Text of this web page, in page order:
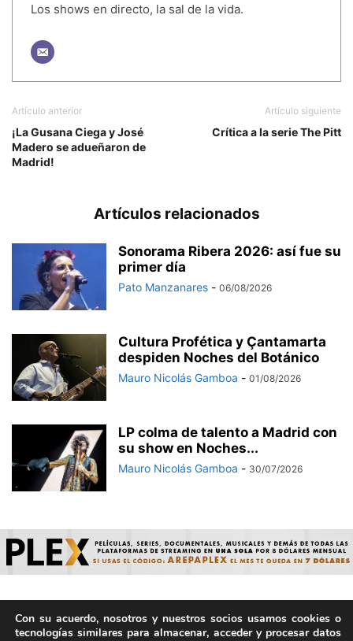
Los shows en directo, la sal de la vida.
Artículo anterior
¡La Gusana Ciega y José
Madero se adueñaron de
Madrid!
Artículo siguiente
Crítica a la serie The Pitt
Artículos relacionados
Sonorama Ribera 2026: así fue su
primer día
Pato Manzanares - 06/08/2026
Cultura Profética y Çantamarta
despiden Noches del Botánico
Mauro Nicolás Gamboa - 01/08/2026
LP colma de talento a Madrid con
su show en Noches...
Mauro Nicolás Gamboa - 30/07/2026
© ArepaVolatil.Com 2021-2025 - Hecho por humanos, no por
Con su acuerdo, nosotros y nuestros socios usamos cookies o
tecnologías similares para almacenar, acceder y procesar datos